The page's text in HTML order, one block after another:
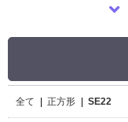
全て 正方形 SE22